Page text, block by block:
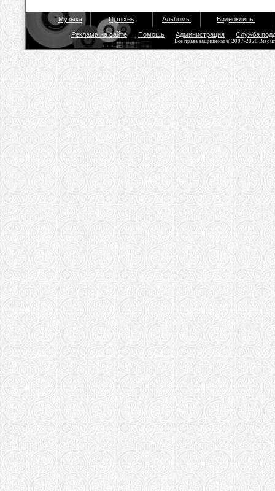
Музыка Dj mixes Альбомы Видеоклипы
Реклама на сайте Помощь Администрация Служба
Все права защищены © 2007-2026